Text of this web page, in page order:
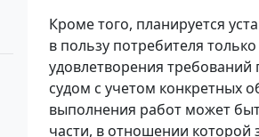
Кроме того, планируется
в пользу потребителя
удовлетворения
судом с учетом конкретных
выполнения работ может
части, в отношении которой